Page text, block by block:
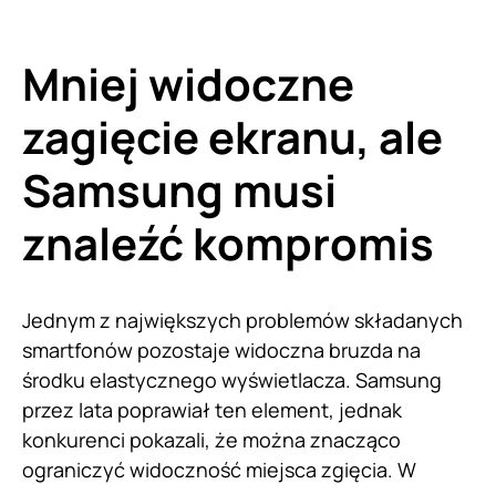
Mniej widoczne
zagięcie ekranu, ale
Samsung musi
znaleźć kompromis
Jednym z największych problemów składanych
smartfonów pozostaje widoczna bruzda na
środku elastycznego wyświetlacza. Samsung
przez lata poprawiał ten element, jednak
konkurenci pokazali, że można znacząco
ograniczyć widoczność miejsca zgięcia. W